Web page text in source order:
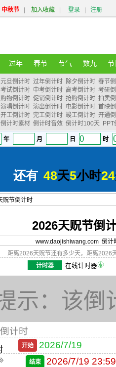
秋节 加入收藏 登录 注册
过年 春节 节气 数九 节
元旦倒计时 过年倒计时 除夕倒计时 春节
考试倒计时 中考倒计时 高考倒计时 考研
购物倒计时 促销倒计时 抢购倒计时 拍卖
演唱倒计时 演出倒计时 电影倒计时 首映
开工倒计时 完工倒计时 竣工倒计时 开通
倒计时素材 倒计时音效 倒计时100天 PPT
贶节倒计时
2026天贶节倒
www.daojishiwang.com 倒计
距离2026天贶节还有多少天，距离2026
计时器
在线计时器
示：该倒
计时
开始 2026/7/19
结束 2026/7/19